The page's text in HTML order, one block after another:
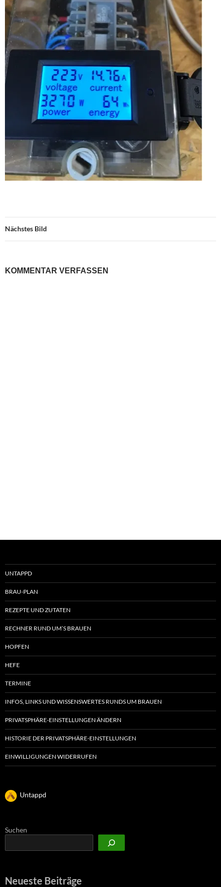
Nächstes Bild
KOMMENTAR VERFASSEN
UNTAPPD
BRAU-PLAN
REZEPTE UND ZUTATEN
RECHNER RUND UM’S BRAUEN
HOPFEN
HEFE
TERMINE
INFOS, LINKS UND WISSENSWERTES RUNDS UM BRAUEN
PRIVATSPHÄRE-EINSTELLUNGEN ÄNDERN
HISTORIE DER PRIVATSPHÄRE-EINSTELLUNGEN
EINWILLIGUNGEN WIDERRUFEN
Untappd
Suchen
Neueste Beiträge